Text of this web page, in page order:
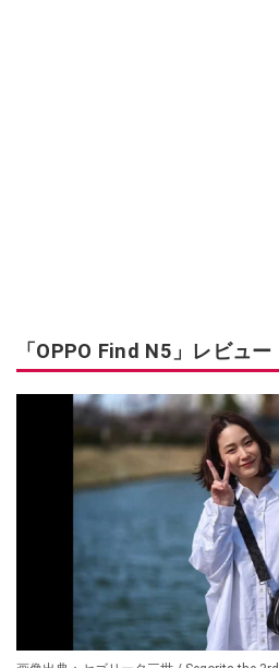
「OPPO Find N5」レビュ